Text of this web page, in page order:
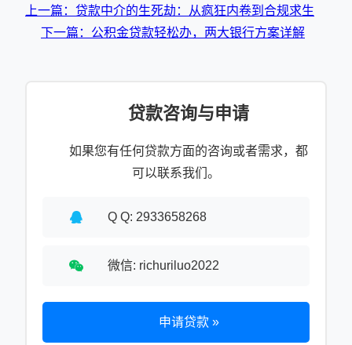
上一篇：贷款中介的生死劫：从疯狂内卷到合规求生
下一篇：公积金贷款轻松办，两大银行方案详解
贷款咨询与申请
如果您有任何贷款方面的咨询或者需求，都
可以联系我们。
Q Q: 2933658268
微信: richuriluo2022
申请贷款 »